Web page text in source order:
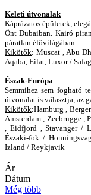
Keleti útvonalak
Káprázatos épületek,
Önt Dubaiban. Kairó
páratlan élővilágában.
Kikötők: Muscat , Abu
Aqaba, Eilat, Luxor /
Észak-Európa
Semmihez sem fogható
útvonalat is választja, az
Kikötők:Hamburg ,
Amsterdam , Zeebrugge ,
, Eidfjord , Stavanger /
Északi-fok /
Izland / Reykjavik
Ár
Dátum
Még több